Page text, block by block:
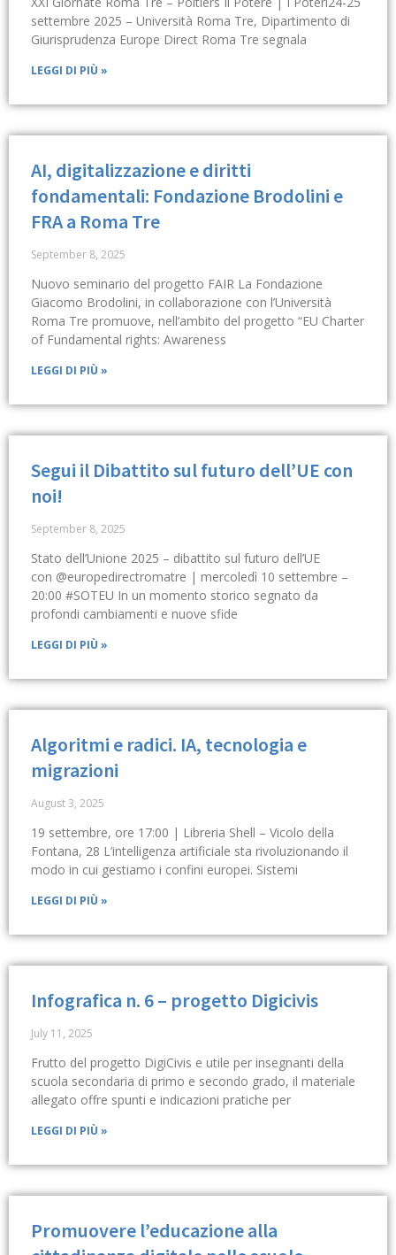
settembre 2025 – Università Roma Tre, Dipartimento di
Giurisprudenza Europe Direct Roma Tre segnala
LEGGI DI PIÙ »
AI, digitalizzazione e diritti
fondamentali: Fondazione Brodolini e
FRA a Roma Tre
September 8, 2025
Nuovo seminario del progetto FAIR La Fondazione
Giacomo Brodolini, in collaborazione con l’Università
Roma Tre promuove, nell’ambito del progetto “EU Charter
of Fundamental rights: Awareness
LEGGI DI PIÙ »
Segui il Dibattito sul futuro dell’UE con
noi!
September 8, 2025
Stato dell’Unione 2025 – dibattito sul futuro dell’UE
con @europedirectromatre | mercoledì 10 settembre –
20:00 #SOTEU In un momento storico segnato da
profondi cambiamenti e nuove sfide
LEGGI DI PIÙ »
Algoritmi e radici. IA, tecnologia e
migrazioni
August 3, 2025
19 settembre, ore 17:00 | Libreria Shell – Vicolo della
Fontana, 28 L’intelligenza artificiale sta rivoluzionando il
modo in cui gestiamo i confini europei. Sistemi
LEGGI DI PIÙ »
Infografica n. 6 – progetto Digicivis
July 11, 2025
Frutto del progetto DigiCivis e utile per insegnanti della
scuola secondaria di primo e secondo grado, il materiale
allegato offre spunti e indicazioni pratiche per
LEGGI DI PIÙ »
Promuovere l’educazione alla